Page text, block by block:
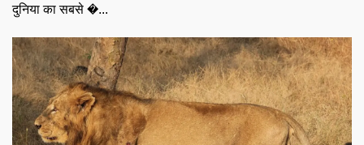
दुनिया का सबसे �...